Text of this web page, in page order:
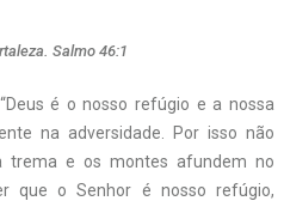
Salmo 46:1
é o nosso refúgio e a nossa
na adversidade. Por isso não
trema e os montes afundem no
que o Senhor é nosso refúgio,